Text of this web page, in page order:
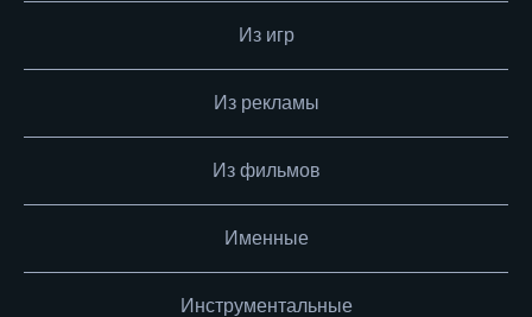
Из игр
Из рекламы
Из фильмов
Именные
Инструментальные